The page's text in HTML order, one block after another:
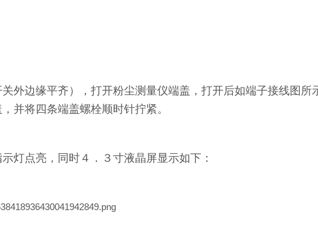
外边缘平齐），打开粉尘测量仪端盖，打开后如端子接线图所
并将四条端盖螺栓顺时针拧紧。
灯点亮，同时４．３寸液晶屏显示如下：